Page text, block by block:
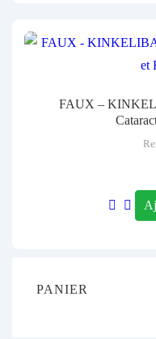
FAUX –
PANIER